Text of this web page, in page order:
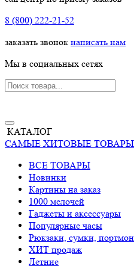
8 (800) 222-21-52
заказать звонок написать нам
Мы в социальных сетях
КАТАЛОГ
САМЫЕ ХИТОВЫЕ
ВСЕ ТОВАРЫ
Новинки
Картины на заказ
1000 мелочей
Гаджеты и аксессуары
Популярные часы
Рюкзаки, сумки,
ХИТ продаж
Летние